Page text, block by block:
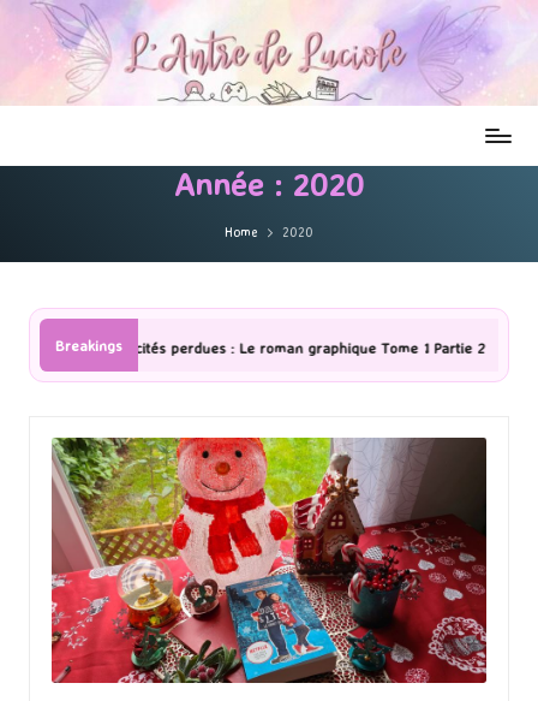
Année : 2020
Home 2020
Breakings
graphique Tome 1 Partie 2 [Série TV] The Madison : J’ai